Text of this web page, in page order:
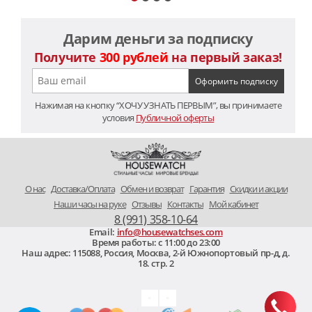
Дарим деньги за подписку
Получите 300 рублей на первый заказ!
Нажимая на кнопку “ХОЧУ УЗНАТЬ ПЕРВЫМ”, вы принимаете
условия Публичной оферты
O нас Доставка/Оплата Обмен и возврат Гарантия Скидки и акции
Наши часы на руке Отзывы Контакты Мой кабинет
8 (991) 358-10-64
Email: info@housewatchses.com
Время работы: c 11:00 до 23:00
Наш адрес: 115088, Россия, Москва 2-й Южнопортовый пр-д, д.
18. стр. 2